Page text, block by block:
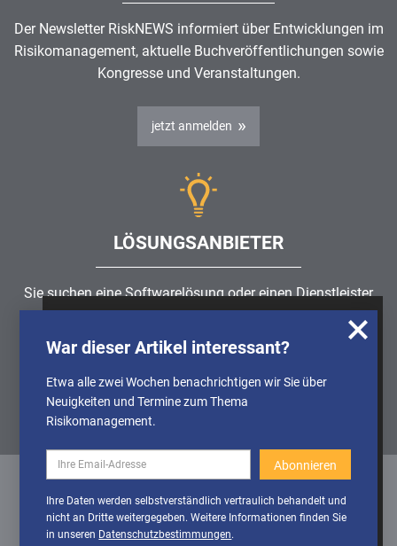
Informationen über die Nutzung unserer
Webseite zu erhalten und unser Angebot so
stetig verbessern zu können. Weitere
Informationen finden Sie in unserer
deaktivieren
Cookies aktivieren
Der Newsletter RiskNEWS informiert über Entwicklungen im
Risikomanagement, aktuelle Buchveröffentlichungen sowie
Kongresse und Veranstaltungen.
jetzt anmelden
LÖSUNGSANBIETER
Sie suchen eine Softwarelösung oder einen Dienstleister
rund um die ThemenRisikomanagement,GRC, IKS oder
ISMS?
Partner finden
Datenschutz/Impressum/Sitemap
© 1999 - 2026 RiskNET GmbH - The Risk Management Network
War dieser Artikel interessant?
Etwa alle zwei Wochen benachrichtigen wir Sie über
Neuigkeiten und Termine zum Thema
Risikomanagement.
Ihre Daten werden selbstverständlich vertraulich behandelt und
nicht an Dritte weitergegeben. Weitere Informationen finden Sie
in unseren Datenschutzbestimmungen.